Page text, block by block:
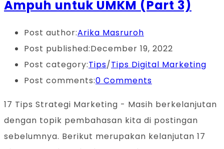
Ampuh untuk UMKM (Part 3)
Post author:Arika Masruroh
Post published:December 19, 2022
Post category:Tips/Tips Digital Marketing
Post comments:0 Comments
17 Tips Strategi Marketing - Masih berkelanjutan
dengan topik pembahasan kita di postingan
sebelumnya. Berikut merupakan kelanjutan 17